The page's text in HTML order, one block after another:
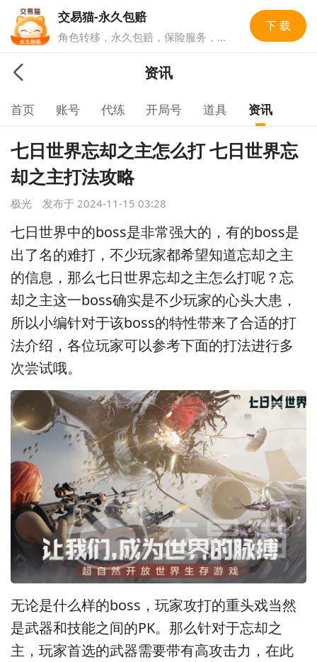
交易猫-永久包赔
角色转移，永久包赔，保险服务，实
就上交易猫，1亿玩家选择的游戏交
下 载
资讯
首页 账号 代练 开局号 道具 资讯
七日世界忘却之主怎么打 七日世界忘
却之主打法攻略
极光 发布于 2024-11-15 03:28
七日世界中的boss是非常强大的，有的boss是
出了名的难打，不少玩家都希望知道忘却之主
的信息，那么七日世界忘却之主怎么打呢？忘
却之主这一boss确实是不少玩家的心头大患，
所以小编针对于该boss的特性带来了合适的打
法介绍，各位玩家可以参考下面的打法进行多
次尝试哦。
无论是什么样的boss，玩家攻打的重头戏当然
是武器和技能之间的PK。那么针对于忘却之
主，玩家首选的武器需要带有高攻击力，在此